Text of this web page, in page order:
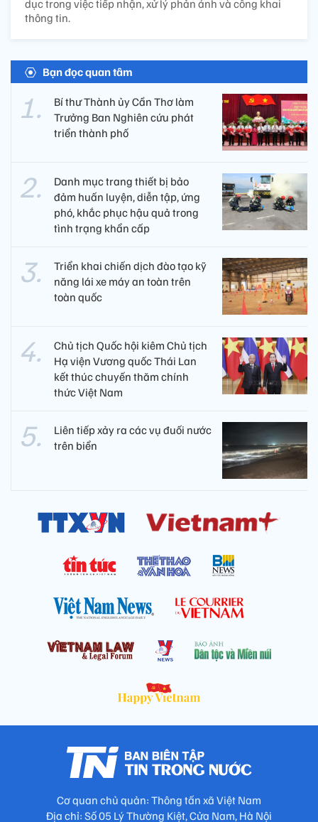
dục trong việc tiếp nhận, xử lý phản ánh và công khai
thông tin.
Bạn đọc quan tâm
Bí thư Thành ủy Cần Thơ làm
Trưởng Ban Nghiên cứu phát
triển thành phố
Danh mục trang thiết bị bảo
đảm huấn luyện, diễn tập, ứng
phó, khắc phục hậu quả trong
tình trạng khẩn cấp
Triển khai chiến dịch đào tạo kỹ
năng lái xe máy an toàn trên
toàn quốc
Chủ tịch Quốc hội kiêm Chủ tịch
Hạ viện Vương quốc Thái Lan
kết thúc chuyến thăm chính
thức Việt Nam
Liên tiếp xảy ra các vụ đuối nước
trên biển
Cơ quan chủ quản: Thông tấn xã Việt Nam
Địa chỉ: Số 05 Lý Thường Kiệt, Cửa Nam, Hà Nội